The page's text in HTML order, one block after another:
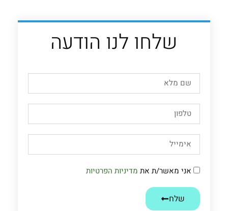
שלחו לנו הודעה
אני מאשר/ת את מדיניות הפרטיות
שלח